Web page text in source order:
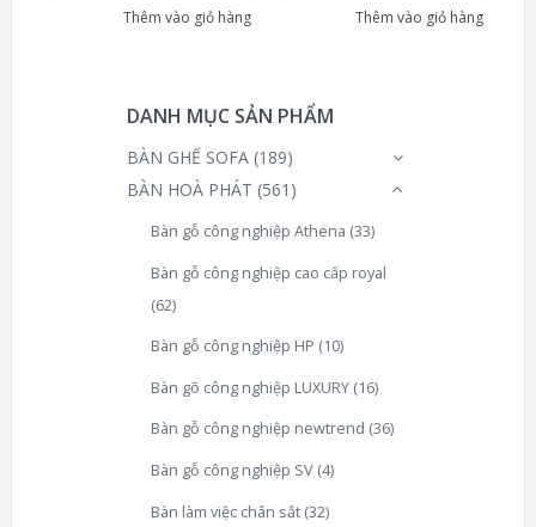
Thêm vào giỏ hàng Thêm vào giỏ hàng
DANH MỤC SẢN PHẨM
BÀN GHẾ SOFA (189)
BÀN HOÀ PHÁT (561)
Bàn gỗ công nghiệp Athena (33)
Bàn gỗ công nghiệp cao cấp royal
(62)
Bàn gỗ công nghiệp HP (10)
Bàn gõ công nghiệp LUXURY (16)
Bàn gỗ công nghiệp newtrend (36)
Bàn gỗ công nghiệp SV (4)
Bàn làm việc chân sắt (32)